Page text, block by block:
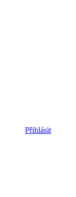
Přihlásit